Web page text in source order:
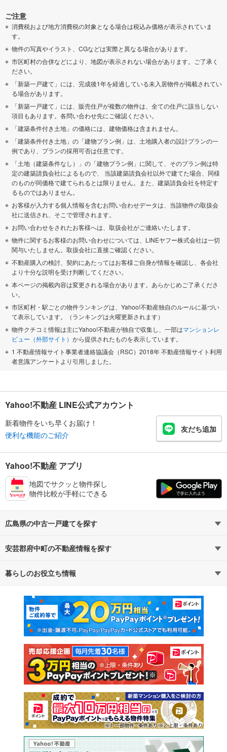
ご注意
消費税および地方消費税の対象となる場合は税込み価格が表示されていま
す。
物件の写真やイラスト、CGなどは実際と異なる場合があります。
市区町村の合併などにより、地図が表示されない場合があります。ご了承く
ださい。
「新築一戸建て」には、完成後1年を経過している未入居物件が掲載されてい
る場合があります。
「新築一戸建て」には、販売住戸が複数の物件は、全ての住戸に該当しない
項目もあります。各問い合わせ先にご確認ください。
「建築条件付き土地」の価格には、建物価格は含まれません。
「建築条件付き土地」の「建物プラン例」は、土地購入者の設計プランの一
例であり、プランの採用可否は任意です。
「土地（建築条件なし）」の「建物プラン例」に関して、そのプラン例は特
定の建築請負会社によるもので、 当該建築請負会社以外で建てた場合、同様
のものが同価格で建てられるとは限りません。また、建築請負会社を特定す
るものではありません。
お客様が入力する個人情報を含むお問い合わせデータは、当該物件の取扱会
社に送信され、そこで管理されます。
お問い合わせをされたお客様へは、取扱会社がご連絡いたします。
物件に関するお客様のお問い合わせについては、LINEヤフー株式会社は一切
関与いたしません。取扱会社に直接ご確認ください。
不動産購入の検討、契約にあたってはお客様ご自身が情報を確認し、各会社
より十分な説明を受け判断してください。
本ページの掲載内容は変更される場合があります。あらかじめご了承くださ
い。
市区町村・駅ごとの物件ランキングは、Yahoo!不動産独自のルールに基づい
て表示しています。（ランキングは火曜更新されます）
物件クチコミ情報は主にYahoo!不動産が独自で収集し、一部はマンションレ
ビュー（外部サイト） から提供されたものを表示しています。
1 不動産情報サイト事業者連絡協議会（RSC）2018年 不動産情報サイト利用
者意識アンケートより引用しました。
Yahoo!不動産 LINE公式アカウント
新着物件をいち早くお届け！
便利な機能のご紹介
友だち追加
Yahoo!不動産 アプリ
地図でサクッと物件探し
物件比較が手軽にできる
広島県の中古一戸建てを探す
路線・駅から探す
通勤・通学時間から探す
安芸郡府中町の不動産情報を探す
不動産・住宅
新築マンション 中古マンション
新築一戸建て 中古一戸建て
注文住宅 土地
売却査定
暮らしのお役立ち情報
マンションカタログ 教えて！住まいの先生